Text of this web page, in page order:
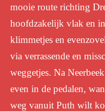
mooie route richting
hoofdzakelijk vlak en
klimmetjes en
via verrassende en
weggetjes. Na
even in de pedalen,
weg vanuit Puth wilt